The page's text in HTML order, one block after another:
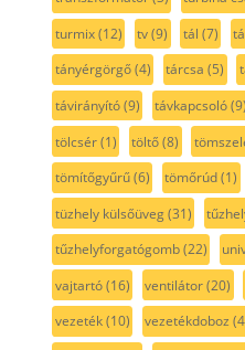
turmix(12) tv(9) tál (7)
tányérgörgő(4) tárcsa (5)
távirányító(9) távkapcsoló(9)
tölcsér(1) töltő(8)
tömítőgyűrű(6) tömőrúd(1)
tüzhely külsőüveg(31)
tűzhelyforgatógomb(22)
vajtartó(16) ventilátor(20)
vezeték(10) vezetékdoboz